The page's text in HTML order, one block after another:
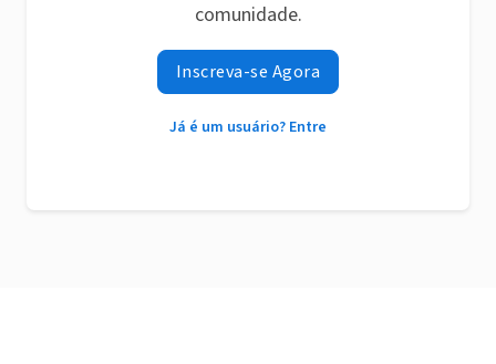
comunidade.
Inscreva-se Agora
Já é um usuário? Entre